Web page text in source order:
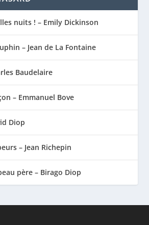
nuits ! – Emily Dickinson
– Jean de La Fontaine
Baudelaire
– Emmanuel Bove
Diop
– Jean Richepin
père – Birago Diop